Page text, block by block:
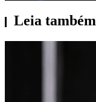
Leia também